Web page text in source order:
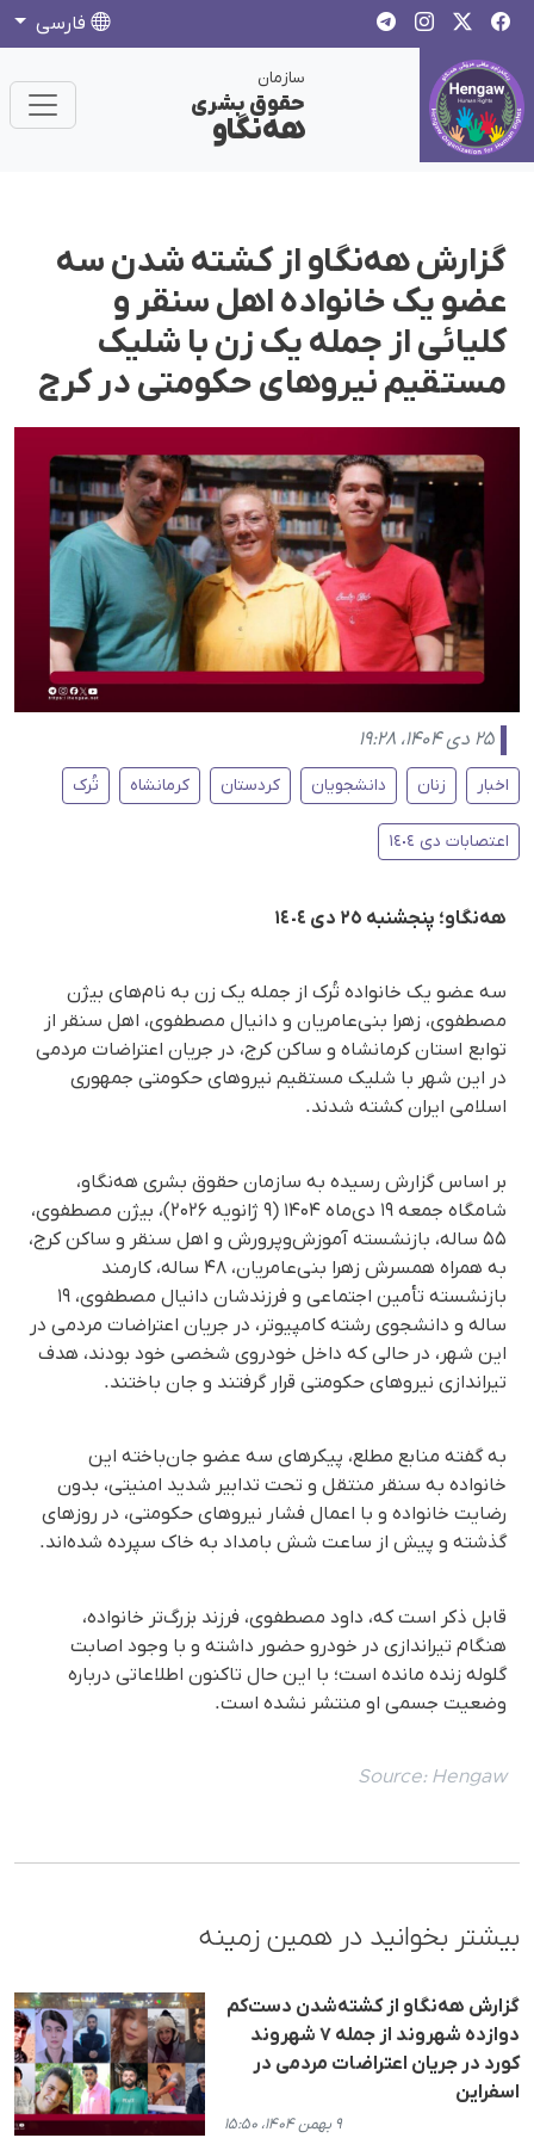
فارسی
سازمان
حقوق بشری
هەنگاو
گزارش هەنگاو از کشتە شدن سە
عضو یک خانوادە اهل سنقر و
کلیائی از جملە یک زن با شلیک
مستقیم نیروهای حکومتی در کرج
۲۵ دی ۱۴۰۴، ۱۹:۲۸
اخبار زنان دانشجویان کردستان کرمانشاه تُرک
اعتصابات دی ١٤٠٤
هەنگاو؛ پنجشنبە ٢٥ دی ١٤٠٤
سە عضو یک خانوادە تُرک از جملە یک زن بە نام‌های بیژن
مصطفوی، زهرا بنی‌عامریان و دانیال مصطفوی، اهل سنقر از
توابع استان کرمانشاه و ساکن کرج، در جریان اعتراضات مردمی
در این شهر با شلیک مستقیم نیروهای حکومتی جمهوری
اسلامی ایران کشتە شدند.
بر اساس گزارش رسیده به سازمان حقوق بشری هه‌نگاو،
شامگاه جمعه ۱۹ دی‌ماه ۱۴۰۴ (۹ ژانویه ۲۰۲۶)، بیژن مصطفوی،
۵۵ ساله، بازنشسته آموزش‌وپرورش و اهل سنقر و ساکن کرج،
به همراه همسرش زهرا بنی‌عامریان، ۴۸ ساله، کارمند
بازنشسته تأمین اجتماعی و فرزندشان دانیال مصطفوی، ۱۹
ساله و دانشجوی رشته کامپیوتر، در جریان اعتراضات مردمی در
این شهر، در حالی که داخل خودروی شخصی خود بودند، هدف
تیراندازی نیروهای حکومتی قرار گرفتند و جان باختند.
بە گفتە منابع مطلع، پیکرهای سه عضو جان‌باخته این
خانواده به سنقر منتقل و تحت تدابیر شدید امنیتی، بدون
رضایت خانواده و با اعمال فشار نیروهای حکومتی، در روزهای
گذشته و پیش از ساعت شش بامداد به خاک سپرده شده‌اند.
قابل ذکر است کە، داود مصطفوی، فرزند بزرگ‌تر خانواده،
هنگام تیراندازی در خودرو حضور داشته و با وجود اصابت
گلوله زنده مانده است؛ با این حال تاکنون اطلاعاتی درباره
وضعیت جسمی او منتشر نشده است.
Source: Hengaw
بیشتر بخوانید در همین زمینه
گزارش هەنگاو از کشته‌شدن دست‌کم
دوازدە شهروند از جمله ۷ شهروند
کورد در جریان اعتراضات مردمی در
اسفراین
۹ بهمن ۱۴۰۴، ۱۵:۵۰